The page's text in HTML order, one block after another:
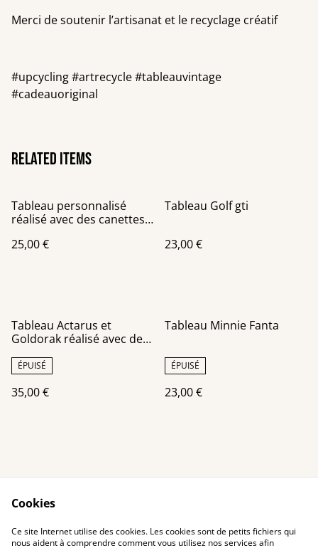
Merci de soutenir l’artisanat et le recyclage créatif
#upcycling #artrecycle #tableauvintage
#cadeauoriginal
Related items
Tableau personnalisé
réalisé avec des canettes
25,00 €
Tableau Golf gti
23,00 €
Tableau Actarus et
Goldorak réalisé avec des
30x30 cm
ÉPUISÉ
35,00 €
Tableau Minnie Fanta
ÉPUISÉ
23,00 €
Contact Us
Legal Terms
Privacy Policy
Cookie Policy
Cookies
Ce site Internet utilise des cookies. Les cookies sont de petits fichiers qui
nous aident à comprendre comment vous utilisez nos services afin